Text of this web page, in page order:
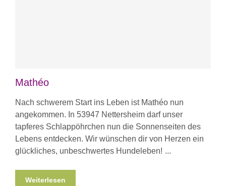
Mathéo
Nach schwerem Start ins Leben ist Mathéo nun
angekommen. In 53947 Nettersheim darf unser
tapferes Schlappöhrchen nun die Sonnenseiten des
Lebens entdecken. Wir wünschen dir von Herzen ein
glückliches, unbeschwertes Hundeleben!
Weiterlesen